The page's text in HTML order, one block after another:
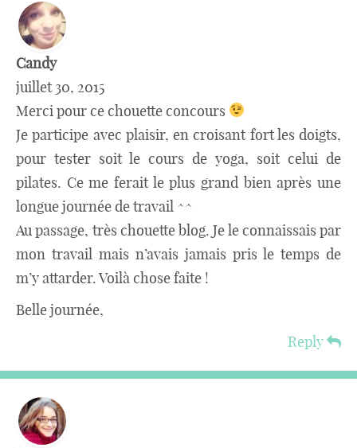
Candy
juillet 30, 2015
Merci pour ce chouette concours
Je participe avec plaisir, en croisant fort les doigts,
pour tester soit le cours de yoga, soit celui de
pilates. Ce me ferait le plus grand bien après une
longue journée de travail ^^
Au passage, très chouette blog. Je le connaissais par
mon travail mais n’avais jamais pris le temps de
m’y attarder. Voilà chose faite !
Belle journée,
Reply